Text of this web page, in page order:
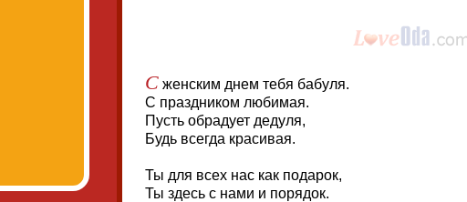
С женским днем тебя бабуля.
С праздником любимая.
Пусть обрадует дедуля,
Будь всегда красивая.
Ты для всех нас как подарок,
Ты здесь с нами и порядок.